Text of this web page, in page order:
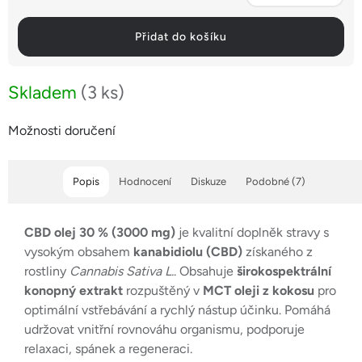
Skladem (3 ks)
Možnosti doručení
Přidat do košíku
Popis Podobné (7)
Hodnocení Diskuze
CBD olej 30 % (3000 mg) je kvalitní doplněk stravy s
vysokým obsahem kanabidiolu (CBD) získaného z
rostliny Cannabis Sativa L.. Obsahuje širokospektrální
konopný extrakt rozpuštěný v MCT oleji z kokosu pro
optimální vstřebávání a rychlý nástup účinku. Pomáhá
udržovat vnitřní rovnováhu organismu, podporuje
relaxaci, spánek a regeneraci.